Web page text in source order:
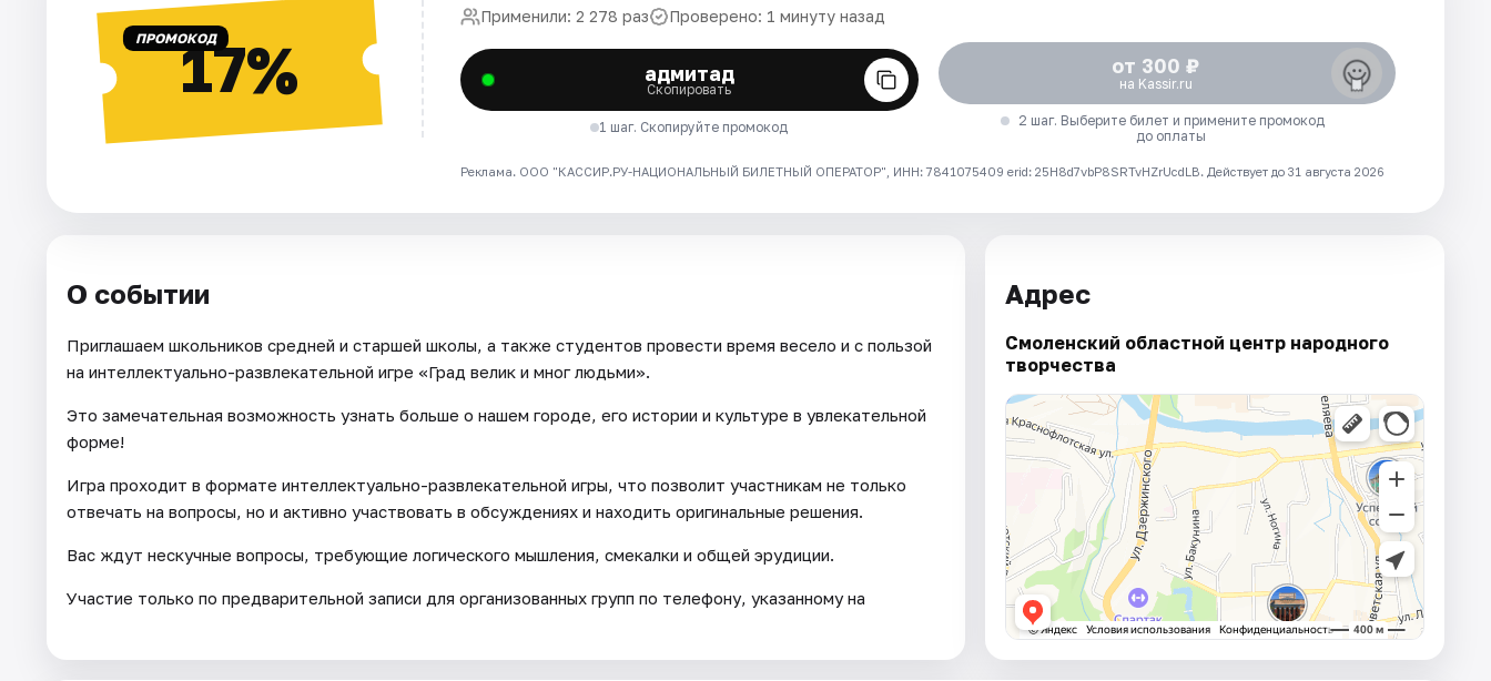
ПРОМОКОД17%
Применили: 2 278 раз Проверено: 1 минуту назад
адмитад
Скопировать
1 шаг. Скопируйте промокод
от 300 ₽
на Kassir.ru
2 шаг. Выберите билет и примените промокод
до оплаты
Реклама. ООО "КАССИР.РУ-НАЦИОНАЛЬНЫЙ БИЛЕТНЫЙ ОПЕРАТОР", ИНН: 7841075409 erid: 25H8d7vbP8SRTvHZrUcdLB. Действует до 31 августа 2026
О событии
Приглашаем школьников средней и старшей школы, а также студентов провести время весело и с пользой
на интеллектуально-развлекательной игре «Град велик и мног людьми».
Это замечательная возможность узнать больше о нашем городе, его истории и культуре в увлекательной
форме!
Игра проходит в формате интеллектуально-развлекательной игры, что позволит участникам не только
отвечать на вопросы, но и активно участвовать в обсуждениях и находить оригинальные решения.
Вас ждут нескучные вопросы, требующие логического мышления, смекалки и общей эрудиции.
Участие только по предварительной записи для организованных групп по телефону, указанному на
Адрес
Смоленский областной центр народного
творчества